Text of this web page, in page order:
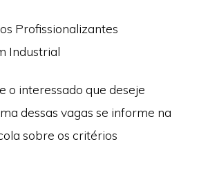
Profissionalizantes
Industrial
o interessado que deseje
dessas vagas se informe na
sobre os critérios